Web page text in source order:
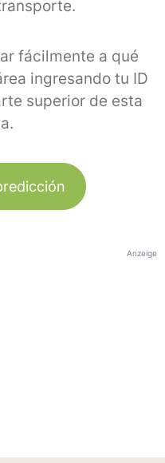
fácilmente a qué
ingresando tu ID
superior de esta
Anzeige